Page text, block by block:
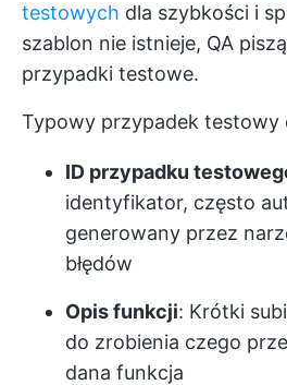
testowych dla szybkości i
szablon nie istnieje, QA
przypadki testowe.
Typowy przypadek testowy
ID przypadku
identyfikator, często
generowany przez
błędów
Opis funkcji: Krótki
do zrobienia czego
dana funkcja